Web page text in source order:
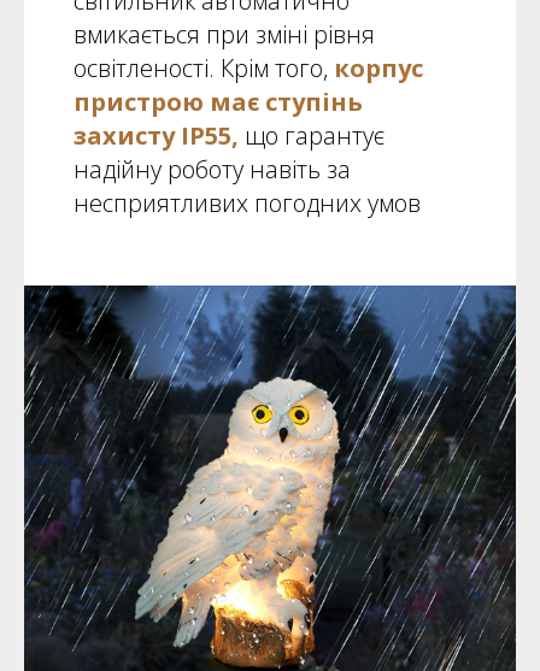
вмикається при зміні рівня
освітленості. Крім того, корпус
пристрою має ступінь
захисту IP55, що гарантує
надійну роботу навіть за
несприятливих погодних умов